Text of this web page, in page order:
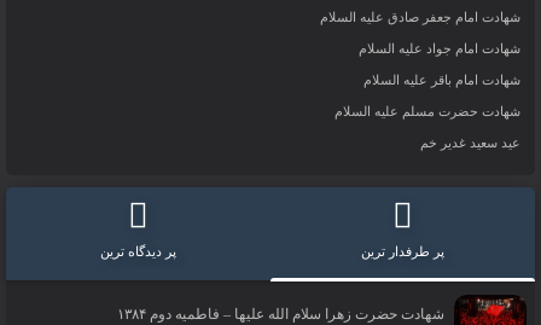
شهادت امام جعفر صادق علیه السلام
شهادت امام جواد علیه السلام
شهادت امام باقر علیه السلام
شهادت حضرت مسلم علیه السلام
عید سعید غدیر خم
پر طرفدار ترین پر دیدگاه ترین
شهادت حضرت زهرا سلام الله علیها – فاطمیه دوم ۱۳۸۴